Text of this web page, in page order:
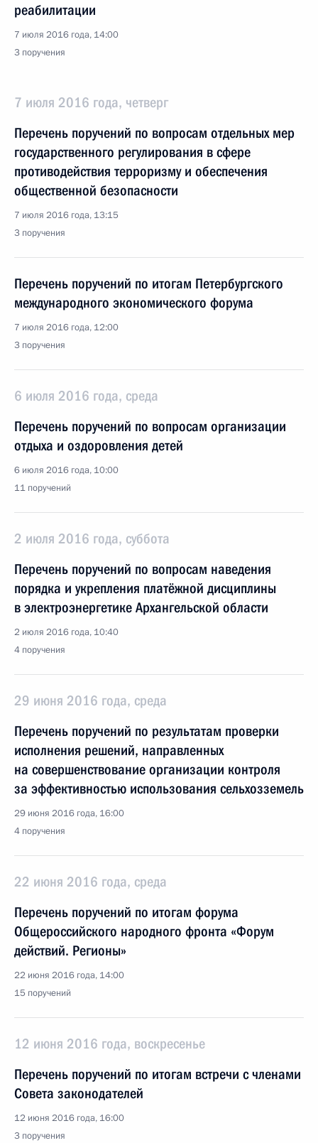
реабилитации
7 июля 2016 года, 14:00
3 поручения
7 июля 2016 года, четверг
Перечень поручений по вопросам отдельных мер
государственного регулирования в сфере
противодействия терроризму и обеспечения
общественной безопасности
7 июля 2016 года, 13:15
3 поручения
Перечень поручений по итогам Петербургского
международного экономического форума
7 июля 2016 года, 12:00
3 поручения
6 июля 2016 года, среда
Перечень поручений по вопросам организации
отдыха и оздоровления детей
6 июля 2016 года, 10:00
11 поручений
2 июля 2016 года, суббота
Перечень поручений по вопросам наведения
порядка и укрепления платёжной дисциплины
в электроэнергетике Архангельской области
2 июля 2016 года, 10:40
4 поручения
29 июня 2016 года, среда
Перечень поручений по результатам проверки
исполнения решений, направленных
на совершенствование организации контроля
за эффективностью использования сельхозземель
29 июня 2016 года, 16:00
4 поручения
22 июня 2016 года, среда
Перечень поручений по итогам форума
Общероссийского народного фронта «Форум
действий. Регионы»
22 июня 2016 года, 14:00
15 поручений
12 июня 2016 года, воскресенье
Перечень поручений по итогам встречи с членами
Совета законодателей
12 июня 2016 года, 16:00
3 поручения